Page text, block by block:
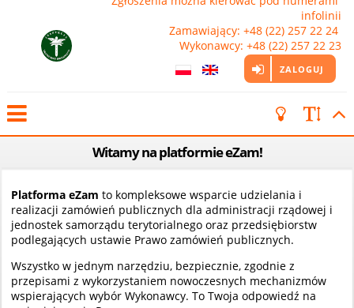
infolinii
Zamawiający: +48 (22) 257 22 24
Wykonawcy: +48 (22) 257 22 23
ZALOGUJ
Witamy na platformie eZam!
Platforma eZam to kompleksowe wsparcie udzielania i
realizacji zamówień publicznych dla administracji rządowej i
jednostek samorządu terytorialnego oraz przedsiębiorstw
podlegających ustawie Prawo zamówień publicznych.
Wszystko w jednym narzędziu, bezpiecznie, zgodnie z
przepisami z wykorzystaniem nowoczesnych mechanizmów
wspierających wybór Wykonawcy. To Twoja odpowiedź na